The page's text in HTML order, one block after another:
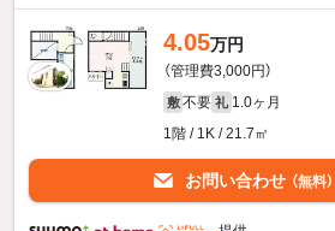
4.05万円
（管理費3,000円）
敷 不要 礼 1.0ヶ月
1階 / 1K / 21.7㎡
お問い合わせ （無料）